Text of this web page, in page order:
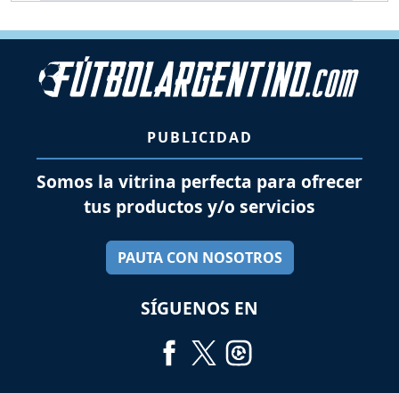
PUBLICIDAD
Somos la vitrina perfecta para ofrecer
tus productos y/o servicios
PAUTA CON NOSOTROS
SÍGUENOS EN